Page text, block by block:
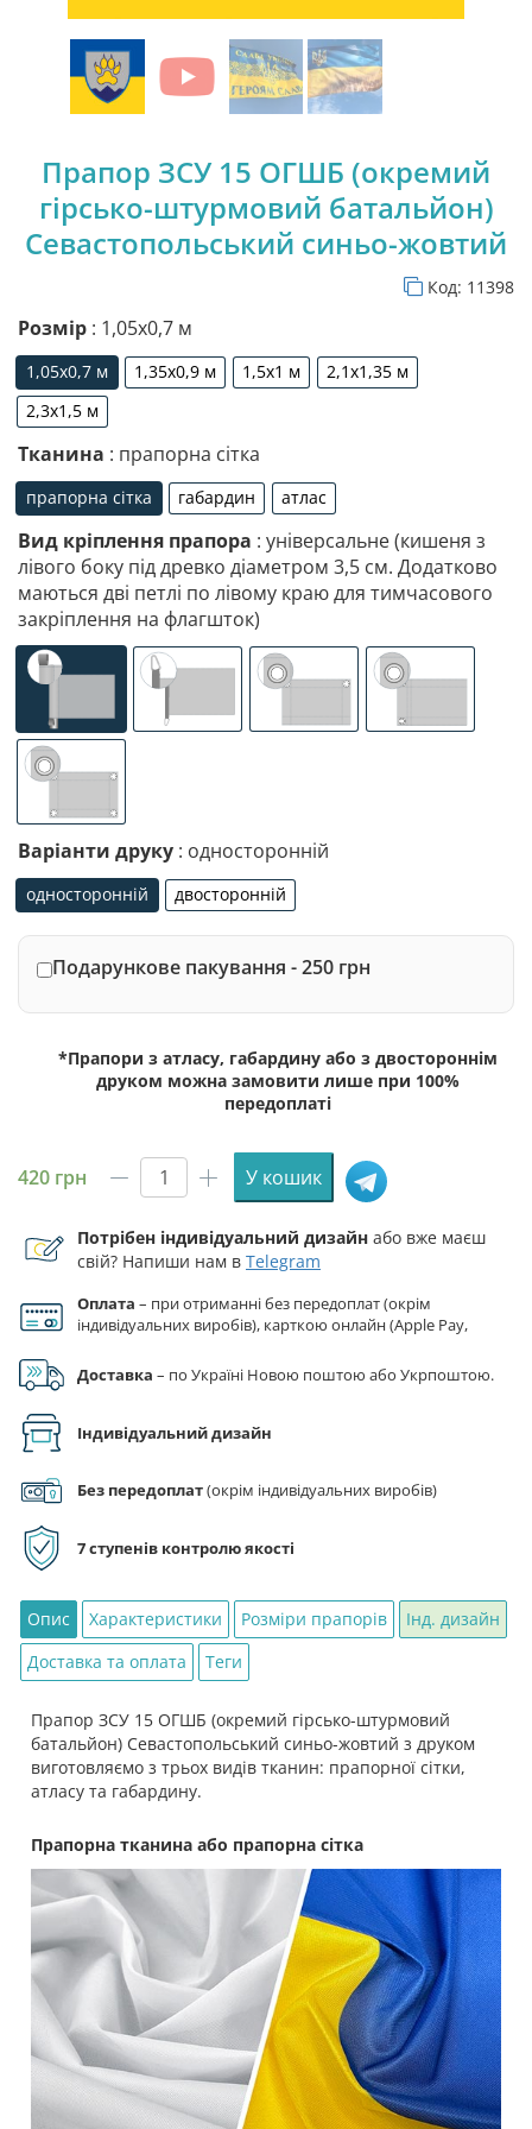
Прапор ЗСУ 15 ОГШБ (окремий
гірсько-штурмовий батальйон)
Севастопольський синьо-жовтий
Код: 11398
Розмір : 1,05х0,7 м
1,05х0,7 м
1,05х0,7 м
1,35х0,9 м
1,35х0,9 м
1,5х1 м
1,5х1 м
2,1х1,35 м
2,1х1,35 м
2,3х1,5 м
2,3х1,5 м
Тканина : прапорна сітка
прапорна сітка
прапорна сітка
габардин
габардин
атлас
атлас
Вид кріплення прапора : універсальне (кишеня з
лівого боку під древко діаметром 3,5 см. Додатково
маються дві петлі по лівому краю для тимчасового
закріплення на флагшток)
Варіанти друку : односторонній
односторонній
односторонній
двосторонній
двосторонній
Подарункове пакування - 250 грн
*Прапори з атласу, габардину або з двостороннім
друком можна замовити лише при 100%
передоплаті
420 грн
Прапор
15
ОГШБ
(окремий
гірсько-
батальйон)
синьо-
жовтий
У кошик
Потрібен індивідуальний дизайн або вже маєш
свій? Напиши нам в Telegram
Оплата – при отриманні без передоплат (окрім
індивідуальних виробів), карткою онлайн (Apple Pay,
Доставка – по Україні Новою поштою або Укрпоштою.
Індивідуальний дизайн
Без передоплат(окрім індивідуальних виробів)
7 ступенів контролю якості
Опис Характеристики Розміри прапорів
Інд. дизайн
Доставка та оплата
Теги
Прапор ЗСУ 15 ОГШБ (окремий гірсько-штурмовий
батальйон) Севастопольський синьо-жовтий з друком
виготовляємо з трьох видів тканин: прапорної сітки,
атласу та габардину.
Прапорна тканина або прапорна сітка